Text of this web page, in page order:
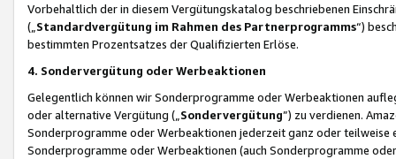
Vorbehaltlich der in diesem Vergütungskatalog beschriebenen
(„ Standardvergütung im Rahmen des Partnerprogramms“)
bestimmten Prozentsatzes der Qualifizierten Erlöse.
4. Sondervergütung oder Werbeaktionen
Gelegentlich können wir Sonderprogramme oder Werbeaktionen
oder alternative Vergütung („ Sondervergütung”) zu verdienen.
Sonderprogramme oder Werbeaktionen jederzeit ganz oder
Sonderprogramme oder Werbeaktionen (auch Sonderprogramme